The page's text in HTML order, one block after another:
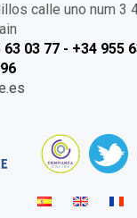
calle uno num 3
63 03 77 - +34 955